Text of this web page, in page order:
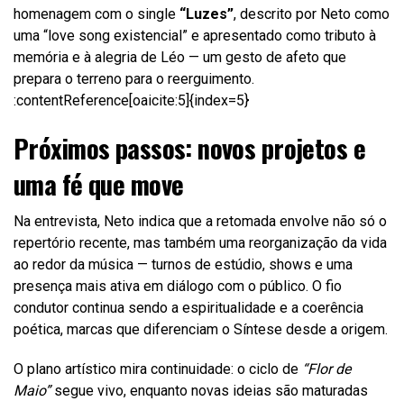
homenagem com o single “Luzes”, descrito por Neto como
uma “love song existencial” e apresentado como tributo à
memória e à alegria de Léo — um gesto de afeto que
prepara o terreno para o reerguimento.
:contentReference[oaicite:5]{index=5}
Próximos passos: novos projetos e
uma fé que move
Na entrevista, Neto indica que a retomada envolve não só o
repertório recente, mas também uma reorganização da vida
ao redor da música — turnos de estúdio, shows e uma
presença mais ativa em diálogo com o público. O fio
condutor continua sendo a espiritualidade e a coerência
poética, marcas que diferenciam o Síntese desde a origem.
O plano artístico mira continuidade: o ciclo de “Flor de
Maio”segue vivo, enquanto novas ideias são maturadas